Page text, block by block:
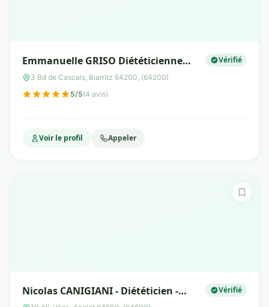
Emmanuelle GRISO Diététicienne
nutritionniste
Vérifié
3 Bd de Cascais, Biarritz 64200, (64200)
5/5(4 avis)
Voir le profil Appeler
Nicolas CANIGIANI - Diététicien -
Vérifié